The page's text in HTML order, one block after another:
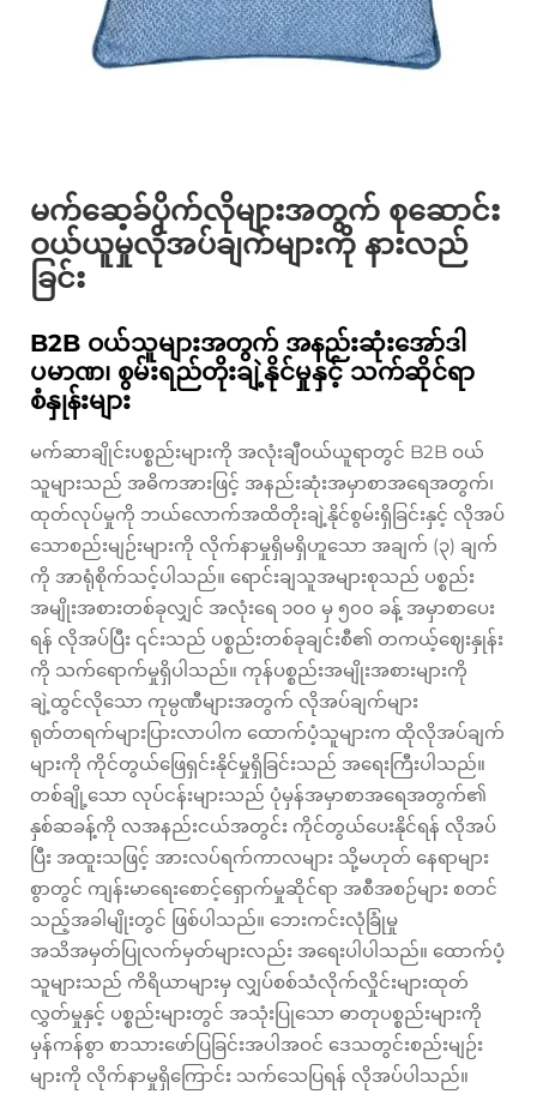
မက်ဆေ့ခ်ပိုက်လိုများအတွက် စုဆောင်း
ဝယ်ယူမှုလိုအပ်ချက်များကို နားလည်
ခြင်း
B2B ဝယ်သူများအတွက် အနည်းဆုံးအော်ဒါ
ပမာဏ၊ စွမ်းရည်တိုးချဲ့နိုင်မှုနှင့် သက်ဆိုင်ရာ
စံနှုန်းများ
မက်ဆာချိုင်းပစ္စည်းများကို အလုံးချီဝယ်ယူရာတွင် B2B ဝယ်
သူများသည် အဓိကအားဖြင့် အနည်းဆုံးအမှာစာအရေအတွက်၊
ထုတ်လုပ်မှုကို ဘယ်လောက်အထိတိုးချဲ့နိုင်စွမ်းရှိခြင်းနှင့် လိုအပ်
သောစည်းမျဉ်းများကို လိုက်နာမှုရှိမရှိဟူသော အချက် (၃) ချက်
ကို အာရုံစိုက်သင့်ပါသည်။ ရောင်းချသူအများစုသည် ပစ္စည်း
အမျိုးအစားတစ်ခုလျှင် အလုံးရေ ၁၀၀ မှ ၅၀၀ ခန့် အမှာစာပေး
ရန် လိုအပ်ပြီး ၎င်းသည် ပစ္စည်းတစ်ခုချင်းစီ၏ တကယ့်ဈေးနှုန်း
ကို သက်ရောက်မှုရှိပါသည်။ ကုန်ပစ္စည်းအမျိုးအစားများကို
ချဲ့ထွင်လိုသော ကုမ္ပဏီများအတွက် လိုအပ်ချက်များ
ရုတ်တရက်များပြားလာပါက ထောက်ပံ့သူများက ထိုလိုအပ်ချက်
များကို ကိုင်တွယ်ဖြေရှင်းနိုင်မှုရှိခြင်းသည် အရေးကြီးပါသည်။
တစ်ချို့သော လုပ်ငန်းများသည် ပုံမှန်အမှာစာအရေအတွက်၏
နှစ်ဆခန့်ကို လအနည်းငယ်အတွင်း ကိုင်တွယ်ပေးနိုင်ရန် လိုအပ်
ပြီး အထူးသဖြင့် အားလပ်ရက်ကာလများ သို့မဟုတ် နေရာများ
စွာတွင် ကျန်းမာရေးစောင့်ရှောက်မှုဆိုင်ရာ အစီအစဉ်များ စတင်
သည့်အခါမျိုးတွင် ဖြစ်ပါသည်။ ဘေးကင်းလုံခြုံမှု
အသိအမှတ်ပြုလက်မှတ်များလည်း အရေးပါပါသည်။ ထောက်ပံ့
သူများသည် ကိရိယာများမှ လျှပ်စစ်သံလိုက်လှိုင်းများထုတ်
လွှတ်မှုနှင့် ပစ္စည်းများတွင် အသုံးပြုသော ဓာတုပစ္စည်းများကို
မှန်ကန်စွာ စာသားဖော်ပြခြင်းအပါအဝင် ဒေသတွင်းစည်းမျဉ်း
များကို လိုက်နာမှုရှိကြောင်း သက်သေပြရန် လိုအပ်ပါသည်။